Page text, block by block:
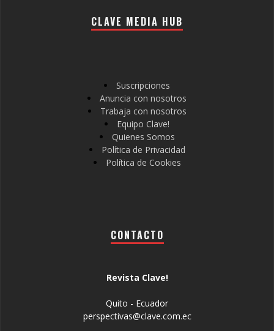
CLAVE MEDIA HUB
Suscripciones
Anuncia con nosotros
Trabaja con nosotros
Equipo Clave!
Quienes Somos
Política de Privacidad
Política de Cookies
CONTACTO
Revista Clave!
Quito - Ecuador
perspectivas@clave.com.ec